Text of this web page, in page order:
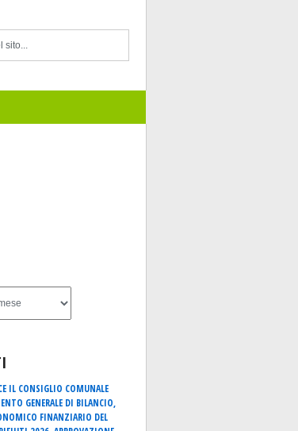
IL CONSIGLIO COMUNALE
GENERALE DI BILANCIO,
FINANZIARIO DEL